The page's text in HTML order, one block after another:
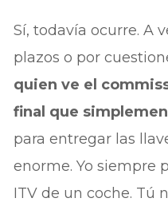
Sí, todavía ocurre. A
plazos o por
quien ve el
final que
para entregar las
enorme. Yo siempre
ITV de un coche. Tú